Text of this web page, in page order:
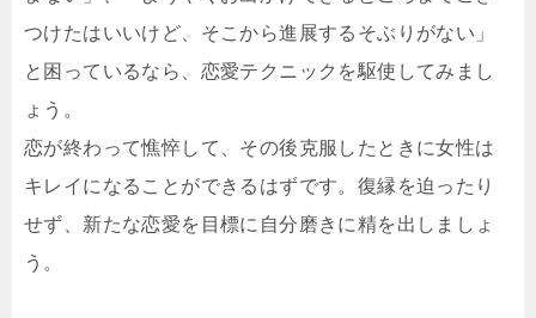
つけたはいいけど、そこから進展するそぶりがない」
と困っているなら、恋愛テクニックを駆使してみまし
ょう。
恋が終わって憔悴して、その後克服したときに女性は
キレイになることができるはずです。復縁を迫ったり
せず、新たな恋愛を目標に自分磨きに精を出しましょ
う。